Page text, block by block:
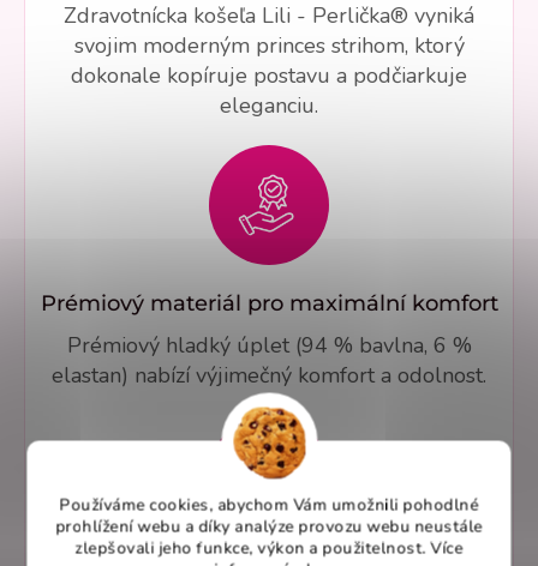
Používáme cookies, abychom Vám umožnili pohodlné
prohlížení webu a díky analýze provozu webu neustále
zlepšovali jeho funkce, výkon a použitelnost. Více
Zdravotnícka košeľa Lili - Perlička® vyniká
svojim moderným princes strihom, ktorý
dokonale kopíruje postavu a podčiarkuje
eleganciu.
Prémiový materiál pro maximální komfort
Prémiový hladký úplet (94 % bavlna, 6 %
elastan) nabízí výjimečný komfort a odolnost.